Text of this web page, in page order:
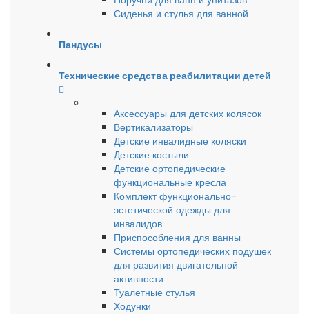
Сиденья и стулья для ванной
Пандусы
Технические средства реабилитации детей
Аксессуары для детских колясок
Вертикализаторы
Детские инвалидные коляски
Детские костыли
Детские ортопедические
функциональные кресла
Комплект функционально-
эстетической одежды для
инвалидов
Приспособления для ванны
Системы ортопедических подушек
для развития двигательной
активности
Туалетные стулья
Ходунки